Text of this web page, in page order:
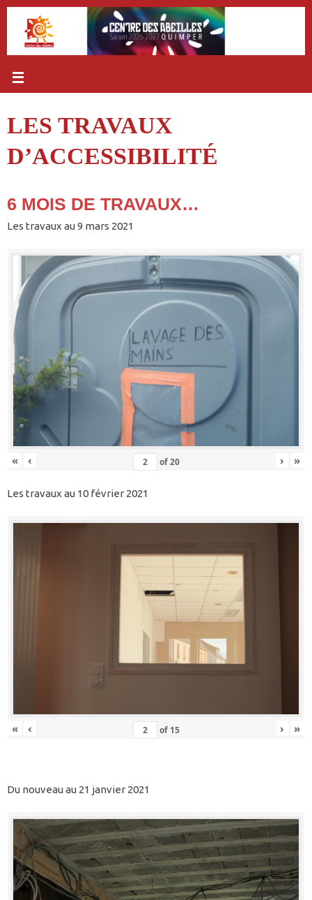
Passer
contenu
LES TRAVAUX
D’ACCESSIBILITÉ
6 MOIS DE TRAVAUX…
Les travaux au 9 mars 2021
« ‹ of20 › »
Les travaux au 10 février 2021
« ‹ of 15 › »
Du nouveau au 21 janvier 2021